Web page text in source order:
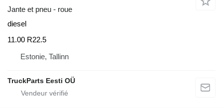
Jante et pneu - roue
diesel
11.00 R22.5
Estonie, Tallinn
TruckParts Eesti OÜ